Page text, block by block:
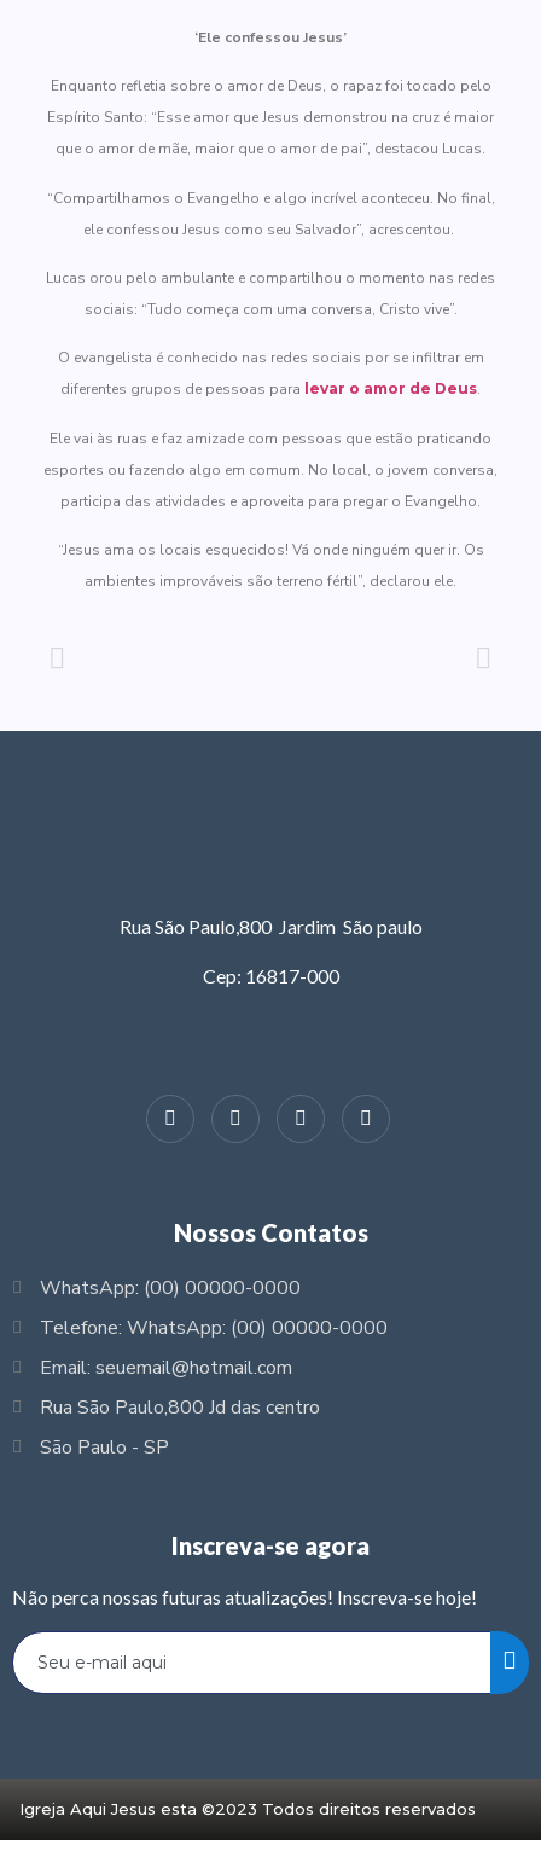
‘Ele confessou Jesus’
Enquanto refletia sobre o amor de Deus, o rapaz foi tocado pelo
Espírito Santo: “Esse amor que Jesus demonstrou na cruz é maior
que o amor de mãe, maior que o amor de pai”, destacou Lucas.
“Compartilhamos o Evangelho e algo incrível aconteceu. No final,
ele confessou Jesus como seu Salvador”, acrescentou.
Lucas orou pelo ambulante e compartilhou o momento nas redes
sociais: “Tudo começa com uma conversa, Cristo vive”.
O evangelista é conhecido nas redes sociais por se infiltrar em
diferentes grupos de pessoas para levar o amor de Deus.
Ele vai às ruas e faz amizade com pessoas que estão praticando
esportes ou fazendo algo em comum. No local, o jovem conversa,
participa das atividades e aproveita para pregar o Evangelho.
“Jesus ama os locais esquecidos! Vá onde ninguém quer ir. Os
ambientes improváveis são terreno fértil”, declarou ele.
Rua São Paulo,800 Jardim São paulo
Cep: 16817-000
Nossos Contatos
WhatsApp: (00) 00000-0000
Telefone: WhatsApp: (00) 00000-0000
Email: seuemail@hotmail.com
Rua São Paulo,800 Jd das centro
São Paulo - SP
Inscreva-se agora
Não perca nossas futuras atualizações! Inscreva-se hoje!
Igreja Aqui Jesus esta ©2023 Todos direitos reservados